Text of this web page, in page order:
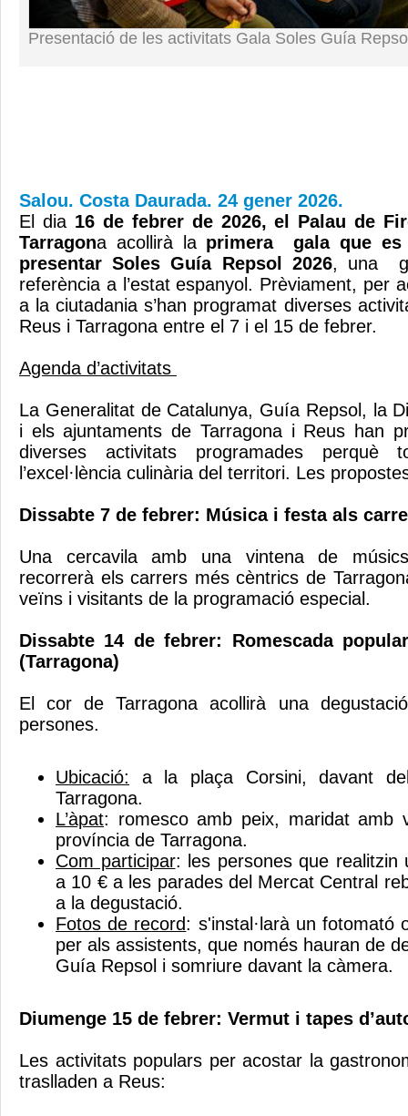
Presentació de les activitats Gala Soles Guía
Salou. Costa Daurada. 24 gener 2026.
El dia 16 de febrer de 2026, el Palau de
Tarragona acollirà la primera gala que es
presentar Soles Guía Repsol 2026, una
referència a l’estat espanyol. Prèviament, per
a la ciutadania s’han programat diverses
Reus i Tarragona entre el 7 i el 15 de febrer.
Agenda d’activitats
La Generalitat de Catalunya, Guía Repsol, la
i els ajuntaments de Tarragona i Reus han
diverses activitats programades perquè
l’excel·lència culinària del territori. Les
Dissabte 7 de febrer: Música i festa als
Una cercavila amb una vintena de
recorrerà els carrers més cèntrics de
veïns i visitants de la programació especial.
Dissabte 14 de febrer: Romescada
(Tarragona)
El cor de Tarragona acollirà una
persones.
Ubicació: a la plaça Corsini, davant
Tarragona.
L’àpat: romesco amb peix, maridat amb
província de Tarragona.
Com participar: les persones que realitzin
a 10 € a les parades del Mercat Central
a la degustació.
Fotos de record: s'instal·larà un fotomató
per als assistents, que només hauran de
Guía Repsol i somriure davant la càmera.
Diumenge 15 de febrer: Vermut i tapes
Les activitats populars per acostar la
traslladen a Reus: